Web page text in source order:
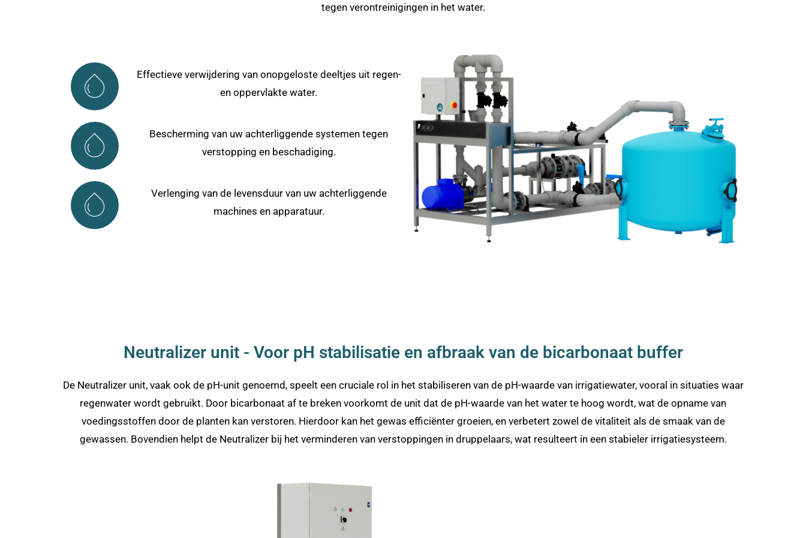
tegen verontreinigingen in het water.
Effectieve verwijdering van onopgeloste deeltjes uit regen-
en oppervlakte water.
Bescherming van uw achterliggende systemen tegen
verstopping en beschadiging.
Verlenging van de levensduur van uw achterliggende
machines en apparatuur.
Neutralizer unit - Voor pH stabilisatie en afbraak van de bicarbonaat buffer
De Neutralizer unit, vaak ook de pH-unit genoemd, speelt een cruciale rol in het stabiliseren van de pH-waarde van irrigatiewater, vooral in situaties waar
regenwater wordt gebruikt. Door bicarbonaat af te breken voorkomt de unit dat de pH-waarde van het water te hoog wordt, wat de opname van
voedingsstoffen door de planten kan verstoren. Hierdoor kan het gewas efficiënter groeien, en verbetert zowel de vitaliteit als de smaak van de
gewassen. Bovendien helpt de Neutralizer bij het verminderen van verstoppingen in druppelaars, wat resulteert in een stabieler irrigatiesysteem​.